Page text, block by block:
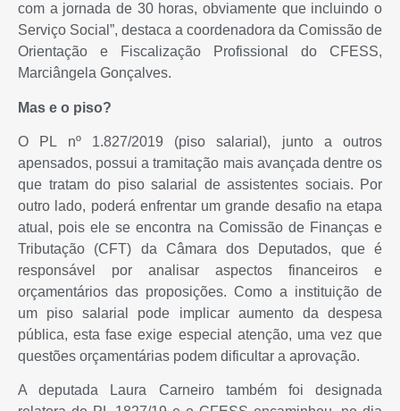
com a jornada de 30 horas, obviamente que incluindo o
Serviço Social”, destaca a coordenadora da Comissão de
Orientação e Fiscalização Profissional do CFESS,
Marciângela Gonçalves.
Mas e o piso?
O PL nº 1.827/2019 (piso salarial), junto a outros
apensados, possui a tramitação mais avançada dentre os
que tratam do piso salarial de assistentes sociais. Por
outro lado, poderá enfrentar um grande desafio na etapa
atual, pois ele se encontra na Comissão de Finanças e
Tributação (CFT) da Câmara dos Deputados, que é
responsável por analisar aspectos financeiros e
orçamentários das proposições. Como a instituição de
um piso salarial pode implicar aumento da despesa
pública, esta fase exige especial atenção, uma vez que
questões orçamentárias podem dificultar a aprovação.
A deputada Laura Carneiro também foi designada